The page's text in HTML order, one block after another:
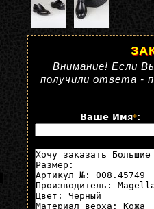
Внимание! Если
получили ответа -
Ваше Имя*: